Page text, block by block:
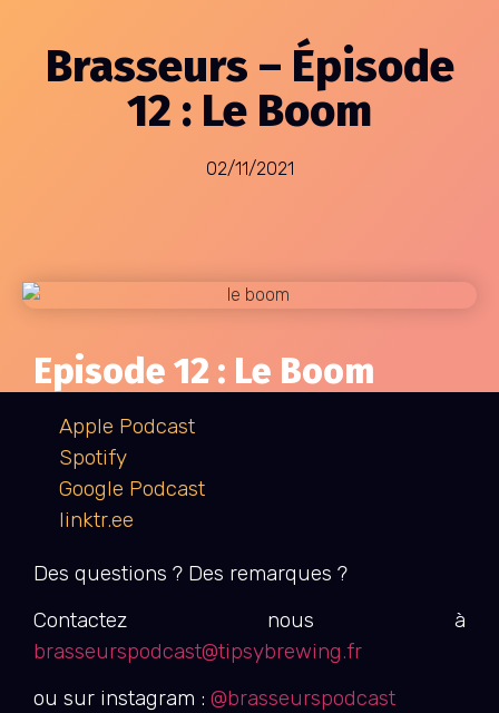
Brasseurs – Épisode
12 : Le Boom
02/11/2021
Episode 12 : Le Boom
Apple Podcast
Spotify
Google Podcast
linktr.ee
Des questions ? Des remarques ?
Contactez nous à
brasseurspodcast@tipsybrewing.fr
ou sur instagram : @brasseurspodcast